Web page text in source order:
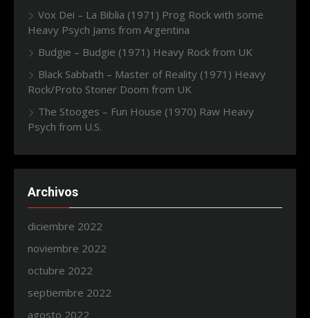
Vox Dei – La Biblia (1971) Prog Rock with some
Heavy Psych Jams from Argentina
Budgie – Budgie (1971) Heavy Rock from UK
Black Sabbath – Master of Reality (1971) Heavy
Rock/Proto Stoner Doom from UK
The Stooges – Fun House (1970) Raw Heavy
Psych from U.S.
Archivos
diciembre 2022
noviembre 2022
octubre 2022
septiembre 2022
agosto 2022